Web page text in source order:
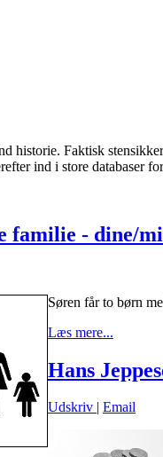
historie. Faktisk
ind i store databaser
familie - dine/
Søren får to børn
Læs mere...
Hans
Udskriv | Email